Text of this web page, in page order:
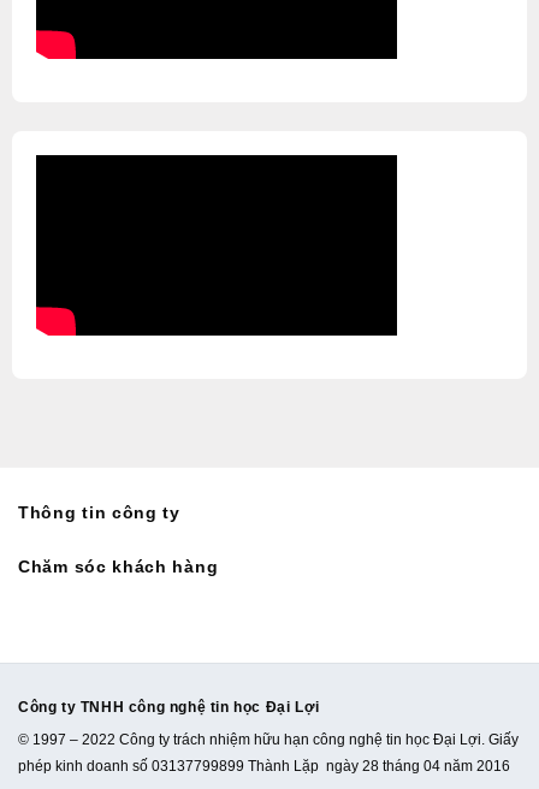
Thông tin công ty
Chăm sóc khách hàng
Công ty TNHH công nghệ tin học Đại Lợi
© 1997 – 2022 Công ty trách nhiệm hữu hạn công nghệ tin học Đại Lợi. Giấy
phép kinh doanh số 03137799899 Thành Lặp ngày 28 tháng 04 năm 2016